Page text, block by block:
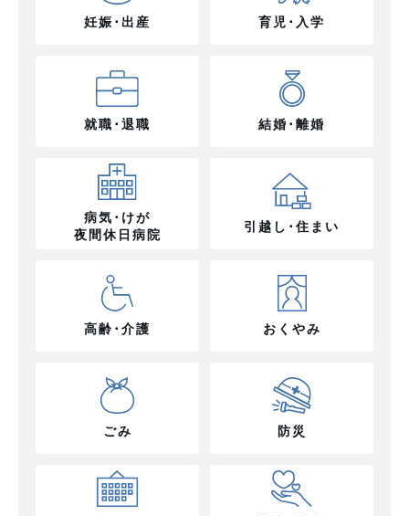
妊娠･出産 育児･入学
就職･退職 結婚･離婚
病気･けが
夜間休日病院
引越し･住まい
高齢･介護 おくやみ
ごみ 防災